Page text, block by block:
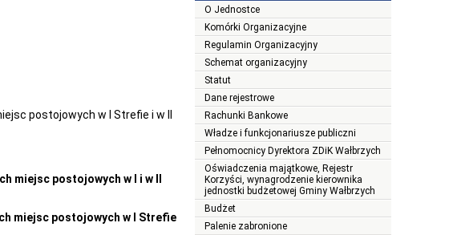
postojowych w I Strefie i w II
miejsc postojowych w I i w II
miejsc postojowych w I Strefie
O Jednostce
Komórki Organizacyjne
Regulamin Organizacyjny
Schemat organizacyjny
Statut
Dane rejestrowe
Rachunki Bankowe
Władze i funkcjonariusze publiczni
Pełnomocnicy Dyrektora ZDiK Wałbrzych
Oświadczenia majątkowe, Rejestr
Korzyści, wynagrodzenie kierownika
jednostki budżetowej Gminy Wałbrzych
Budżet
Palenie zabronione